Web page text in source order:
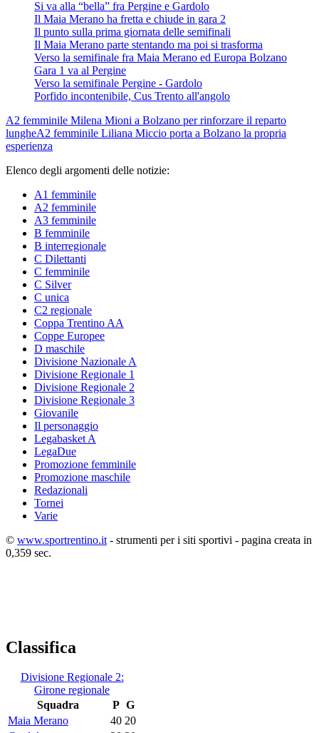
Si va alla “bella” fra Pergine e Gardolo
Il Maia Merano ha fretta e chiude in gara 2
Il punto sulla prima giornata delle semifinali
Il Maia Merano parte stentando ma poi si trasforma
Verso la semifinale fra Maia Merano ed Europa Bolzano
Gara 1 va al Pergine
Verso la semifinale Pergine - Gardolo
Porfido incontenibile, Cus Trento all'angolo
A2 femminile Milena Mioni a Bolzano per rinforzare il reparto
lungheA2 femminile Liliana Miccio porta a Bolzano la propria
esperienza
Elenco degli argomenti delle notizie:
A1 femminile
A2 femminile
A3 femminile
B femminile
B interregionale
C Dilettanti
C femminile
C Silver
C unica
C2 regionale
Coppa Trentino AA
Coppe Europee
D maschile
Divisione Nazionale A
Divisione Regionale 1
Divisione Regionale 2
Divisione Regionale 3
Giovanile
Il personaggio
Legabasket A
LegaDue
Promozione femminile
Promozione maschile
Redazionali
Tornei
Varie
© www.sportrentino.it - strumenti per i siti sportivi - pagina creata in
0,359 sec.
Classifica
Divisione Regionale 2:
Girone regionale
Squadra
P G
Maia Merano
40 20